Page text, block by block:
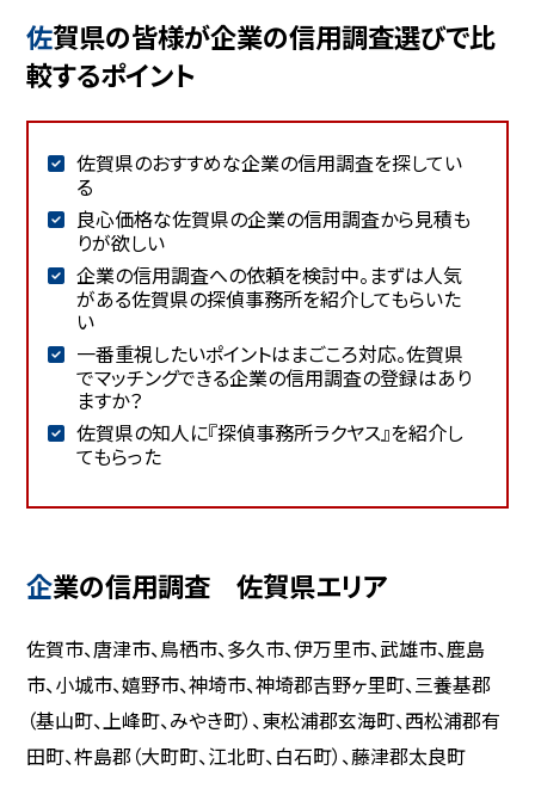
佐賀県の皆様が企業の信用調査選びで比
較するポイント
佐賀県のおすすめな企業の信用調査を探してい
る
良心価格な佐賀県の企業の信用調査から見積も
りが欲しい
企業の信用調査への依頼を検討中。まずは人気
がある佐賀県の探偵事務所を紹介してもらいた
い
一番重視したいポイントはまごころ対応。佐賀県
でマッチングできる企業の信用調査の登録はあり
ますか？
佐賀県の知人に『探偵事務所ラクヤス』を紹介し
てもらった
企業の信用調査 佐賀県エリア
佐賀市、唐津市、鳥栖市、多久市、伊万里市、武雄市、鹿島
市、小城市、嬉野市、神埼市、神埼郡吉野ヶ里町、三養基郡
（基山町、上峰町、みやき町）、東松浦郡玄海町、西松浦郡有
田町、杵島郡（大町町、江北町、白石町）、藤津郡太良町